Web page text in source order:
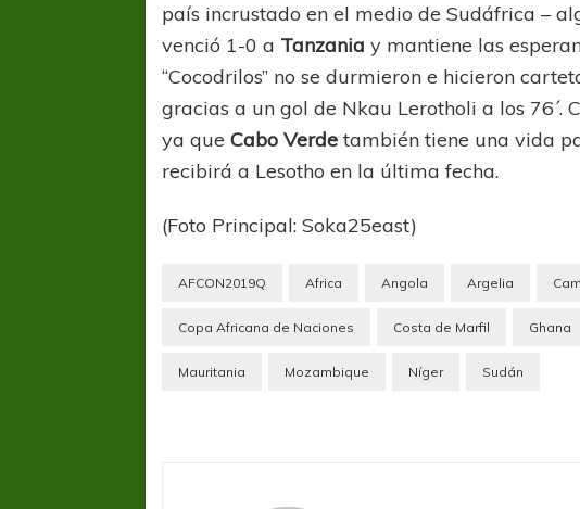
país incrustado en el medio de Sudáfrica –
venció 1-0 a Tanzania y mantiene las
“Cocodrilos” no se durmieron e hicieron
gracias a un gol de Nkau Lerotholi a los 76´.
ya queCabo Verde también tiene una vida
recibirá a Lesotho en la última fecha.
(Foto Principal: Soka25east)
AFCON2019Q Africa Angola Argelia
Copa Africana de Naciones Costa de Marfil Ghana
Mauritania Mozambique Níger Sudán